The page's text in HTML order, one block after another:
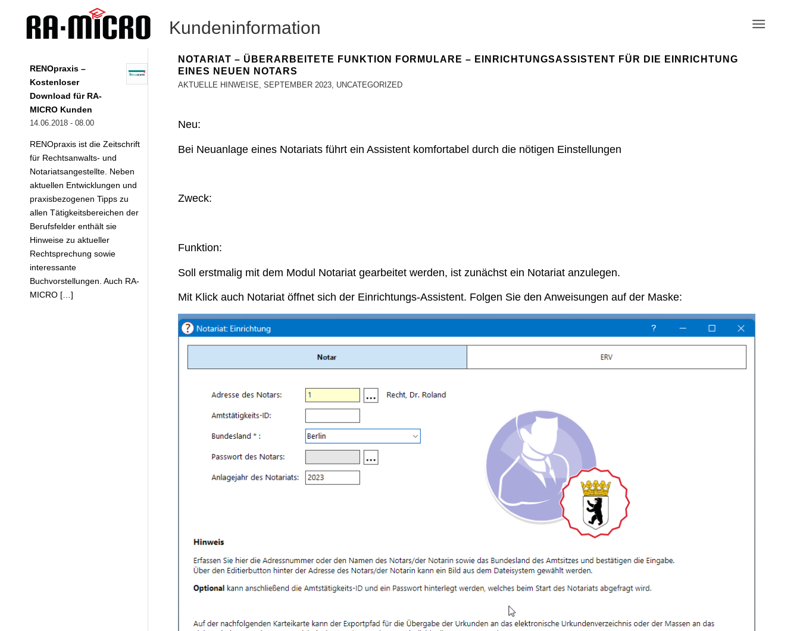
Kundeninformation
NOTARIAT – ÜBERARBEITETE FUNKTION FORMULARE – EINRICHTUNGSASSISTENT FÜR DIE EINRICHTUNG
EINES NEUEN NOTARS
AKTUELLE HINWEISE, SEPTEMBER 2023, UNCATEGORIZED
Neu:
Bei Neuanlage eines Notariats führt ein Assistent komfortabel durch die nötigen Einstellungen
Zweck:
Funktion:
Soll erstmalig mit dem Modul Notariat gearbeitet werden, ist zunächst ein Notariat anzulegen.
Mit Klick auch Notariat öffnet sich der Einrichtungs-Assistent. Folgen Sie den Anweisungen auf der Maske:
RENOpraxis –
Kostenloser
Download für RA-
MICRO Kunden
14.06.2018 - 08.00
RENOpraxis ist die Zeitschrift
für Rechtsanwalts- und
Notariatsangestellte. Neben
aktuellen Entwicklungen und
praxisbezogenen Tipps zu
allen Tätigkeitsbereichen der
Berufsfelder enthält sie
Hinweise zu aktueller
Rechtsprechung sowie
interessante
Buchvorstellungen. Auch RA-
MICRO […]